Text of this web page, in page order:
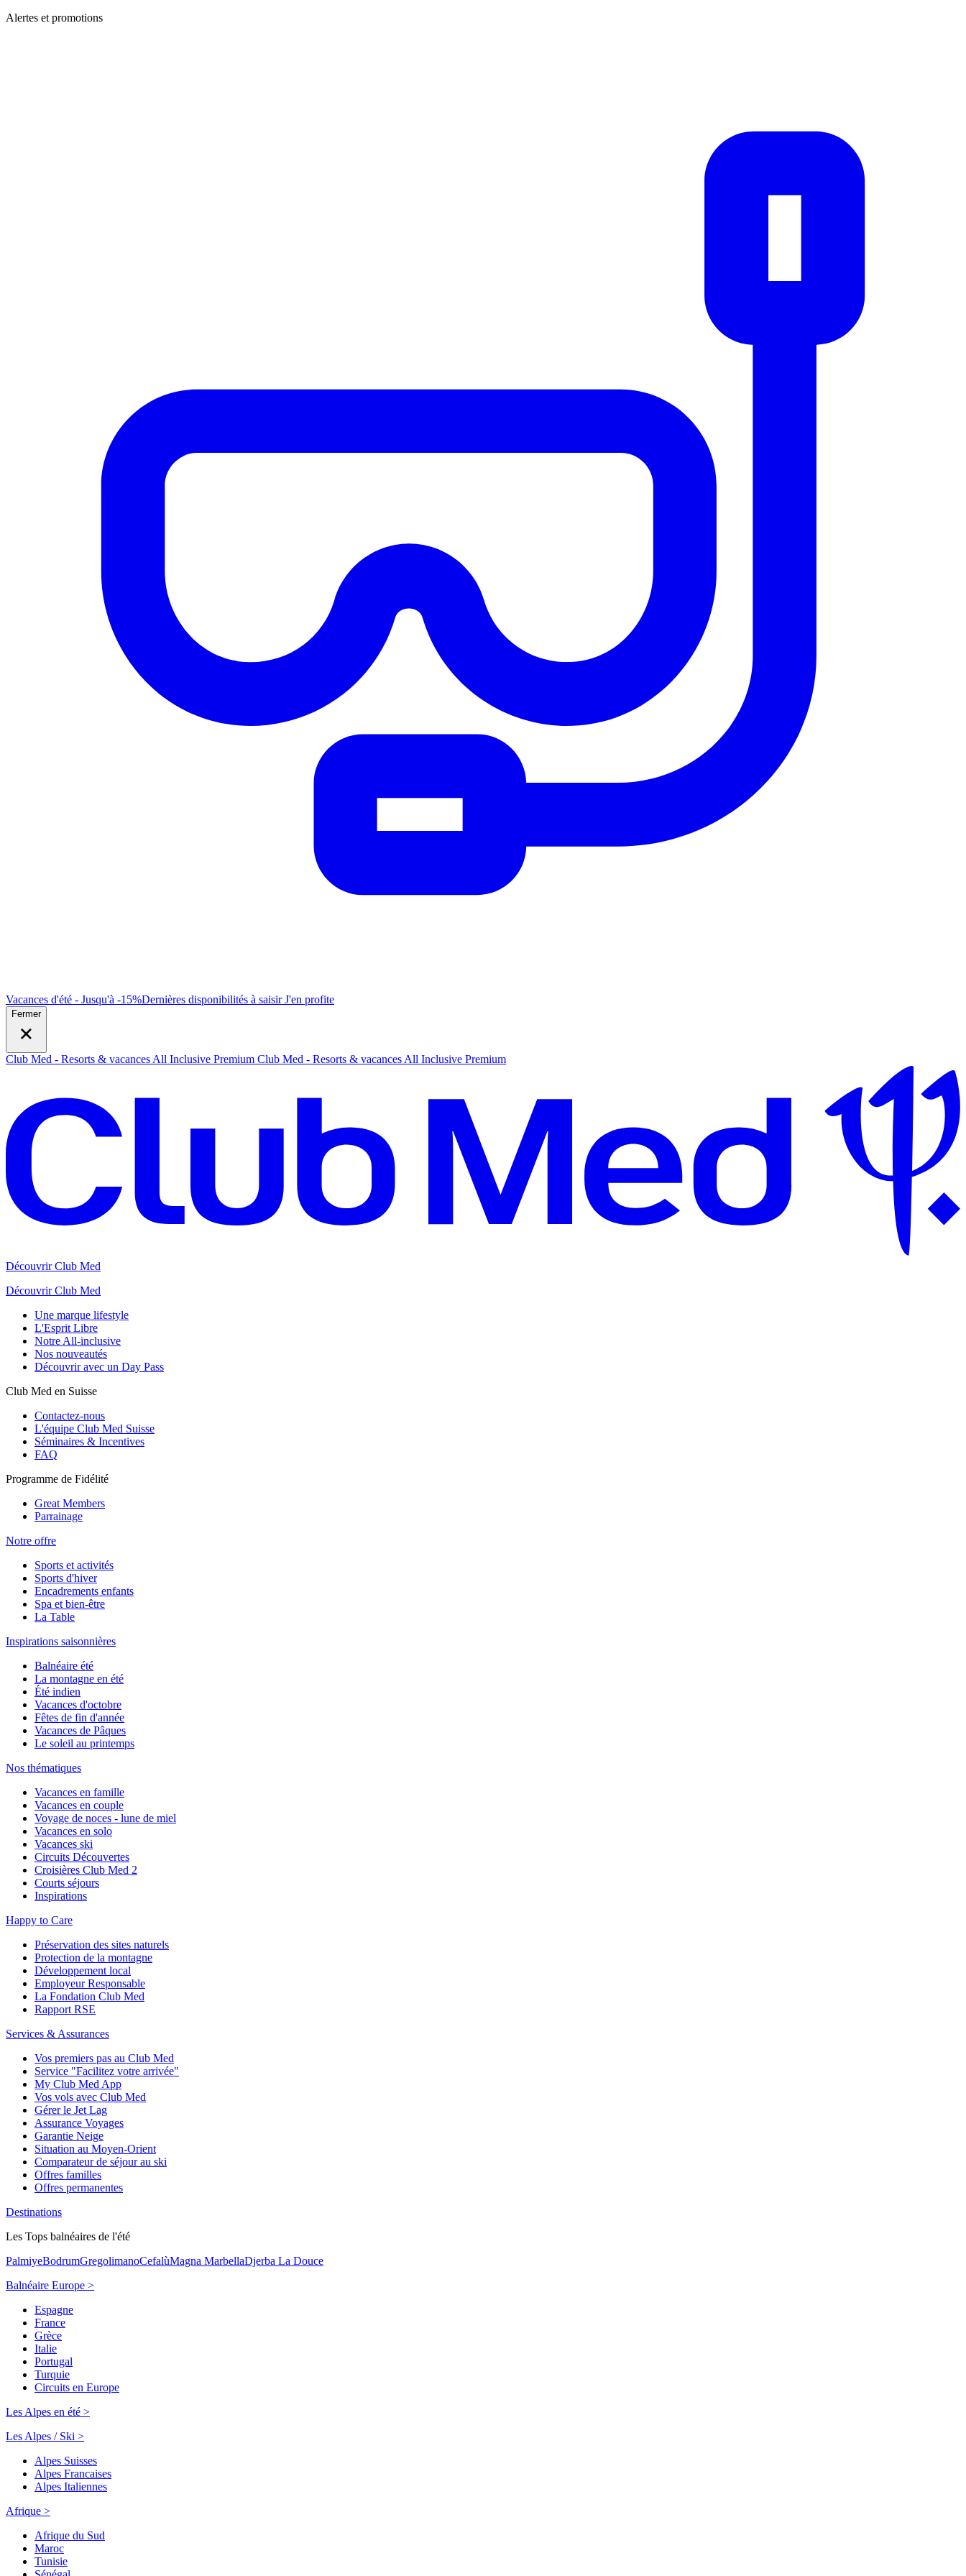
Alertes et promotions
Vacances d'été - Jusqu'à -15%Dernières disponibilités à saisirJ'en profite
Fermer
Club Med - Resorts & vacances All Inclusive Premium Club Med - Resorts & vacances All Inclusive Premium
Découvrir Club Med
Découvrir Club Med
Une marque lifestyle
L'Esprit Libre
Notre All-inclusive
Nos nouveautés
Découvrir avec un Day Pass
Club Med en Suisse
Contactez-nous
L'équipe Club Med Suisse
Séminaires & Incentives
FAQ
Programme de Fidélité
Great Members
Parrainage
Notre offre
Sports et activités
Sports d'hiver
Encadrements enfants
Spa et bien-être
La Table
Inspirations saisonnières
Balnéaire été
La montagne en été
Été indien
Vacances d'octobre
Fêtes de fin d'année
Vacances de Pâques
Le soleil au printemps
Nos thématiques
Vacances en famille
Vacances en couple
Voyage de noces - lune de miel
Vacances en solo
Vacances ski
Circuits Découvertes
Croisières Club Med 2
Courts séjours
Inspirations
Happy to Care
Préservation des sites naturels
Protection de la montagne
Développement local
Employeur Responsable
La Fondation Club Med
Rapport RSE
Services & Assurances
Vos premiers pas au Club Med
Service "Facilitez votre arrivée"
My Club Med App
Vos vols avec Club Med
Gérer le Jet Lag
Assurance Voyages
Garantie Neige
Situation au Moyen-Orient
Comparateur de séjour au ski
Offres familles
Offres permanentes
Destinations
Les Tops balnéaires de l'été
PalmiyeBodrumGregolimanoCefalùMagna MarbellaDjerba La Douce
Balnéaire Europe >
Espagne
France
Grèce
Italie
Portugal
Turquie
Circuits en Europe
Les Alpes en été >
Les Alpes / Ski >
Alpes Suisses
Alpes Francaises
Alpes Italiennes
Afrique >
Afrique du Sud
Maroc
Tunisie